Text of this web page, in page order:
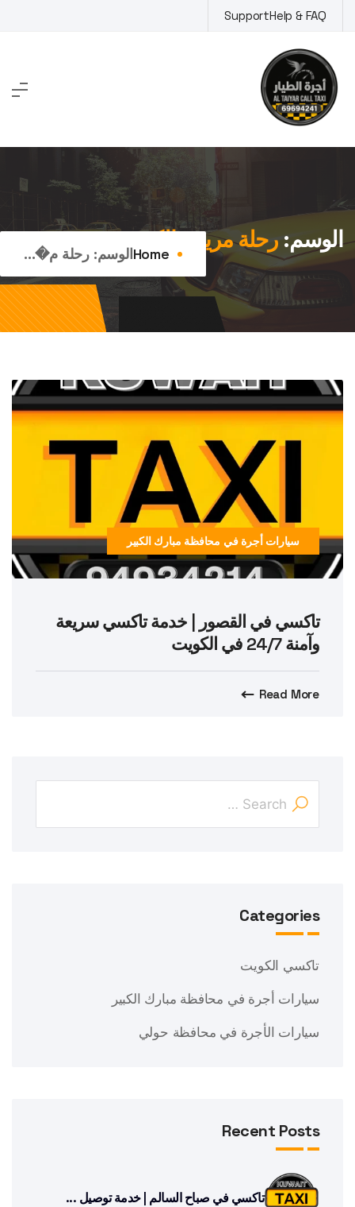
to
content
Help & FAQ
Support
الوسم:رحلة مريحة الكويت
Homeالوسم: رحلة م�...
سيارات أجرة في محافظة مبارك الكبير
تاكسي في القصور | خدمة تاكسي سريعة
وآمنة 24/7 في الكويت
Read More
Categories
تاكسي الكويت
سيارات أجرة في محافظة مبارك الكبير
سيارات الأجرة في محافظة حولي
Recent Posts
تاكسي في صباح السالم | خدمة توصيل ...